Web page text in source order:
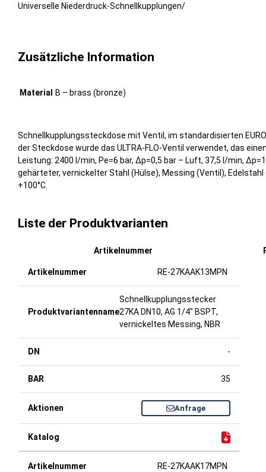
Universelle Niederdruck-Schnellkupplungen/
Zusätzliche Information
Material B – brass (bronze)
Schnellkupplungssteckdose mit Ventil, im standardisierten
der Steckdose wurde das ULTRA-FLO-Ventil verwendet, das
Leistung: 2400 l/min, Pe=6 bar, Δp=0,5 bar – Luft, 37,5 l/min,
gehärteter, vernickelter Stahl (Hülse), Messing (Ventil), Edelstahl
+100°C.
Liste der Produktvarianten
Artikelnummer
RE-27KAAK13MPN
Schnellkupplungsstecker
27KA DN10, AG 1/4" BSPT,
vernickeltes Messing, NBR
-
35
Anfrage
RE-27KAAK17MPN